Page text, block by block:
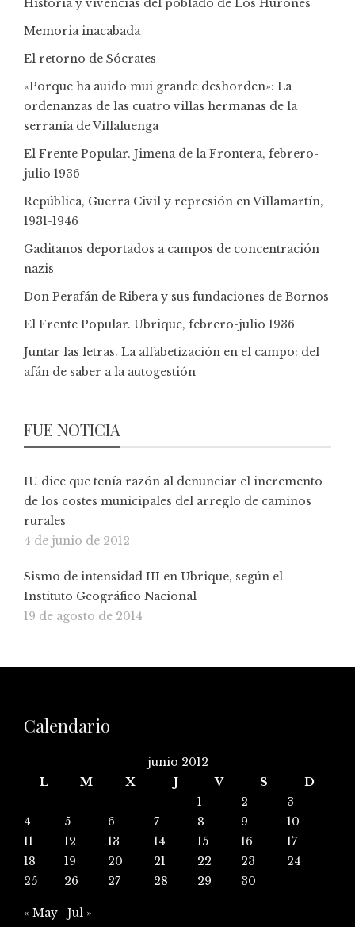
Historia y vivencias del poblado de Los Hurones
Memoria inacabada
El retorno de Sócrates
«Porque ha auido mui grande deshorden»: La
ordenanzas de las cuatro villas hermanas de la
serranía de Villaluenga
El Frente Popular. Jimena de la Frontera, febrero-
julio 1936
República, Guerra Civil y represión en Villamartín,
1931-1946
Gaditanos deportados a campos de concentración
nazis
Don Perafán de Ribera y sus fundaciones de Bornos
El Frente Popular. Ubrique, febrero-julio 1936
Juntar las letras. La alfabetización en el campo: del
afán de saber a la autogestión
FUE NOTICIA
IU dice que tenía razón al denunciar el incremento
de los costes municipales del arreglo de caminos
rurales
4 de junio de 2012
Sismo de intensidad III en Ubrique, según el
Instituto Geográfico Nacional
19 de agosto de 2014
Calendario
junio 2012
L
M X J V S
D
1
2
3
4
5 6 7 8 9
10
11
12 13 14 15 16
17
18
19 20 21 22 23
24
25
26 27 28 29 30
« May Jul »